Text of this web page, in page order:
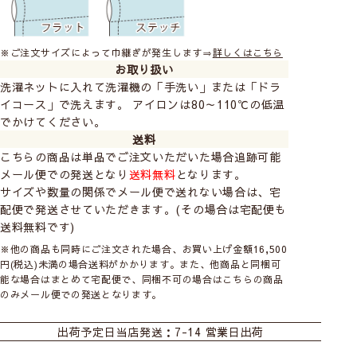
レースカーテンの透け感の比較
Class１
※ご注文サイズによって巾継ぎが発生します⇒詳しくはこちら
お取り扱い
洗濯ネットに入れて洗濯機の「手洗い」または「ドラ
イコース」で洗えます。 アイロンは80～110℃の低温
でかけてください。
送料
こちらの商品は単品でご注文いただいた場合追跡可能
メール便での発送となり 送料無料となります。
サイズや数量の関係でメール便で送れない場合は、宅
配便で発送させていただきます。(その場合は宅配便も
送料無料です)
※他の商品も同時にご注文された場合、お買い上げ金額16,500
円(税込)未満の場合送料がかかります。また、他商品と同梱可
能な場合はまとめて宅配便で、同梱不可の場合はこちらの商品
のみメール便での発送となります。
出荷予定日 当店発送：7-14 営業日出荷